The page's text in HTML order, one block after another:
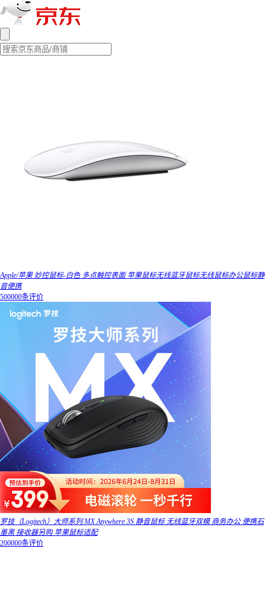
Apple/苹果 妙控鼠标-白色 多点触控表面 苹果鼠标无线蓝牙鼠标无线鼠标办公鼠标静
音便携
500000条评价
罗技（Logitech）大师系列 MX Anywhere 3S 静音鼠标 无线蓝牙双模 商务办公 便携石
墨黑 接收器另购 苹果鼠标适配
200000条评价